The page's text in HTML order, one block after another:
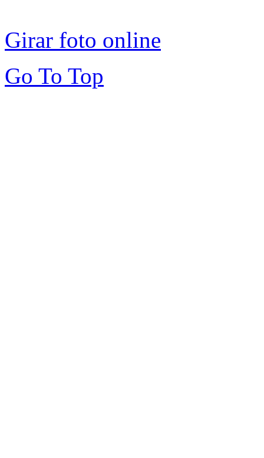
Girar foto online
Go To Top